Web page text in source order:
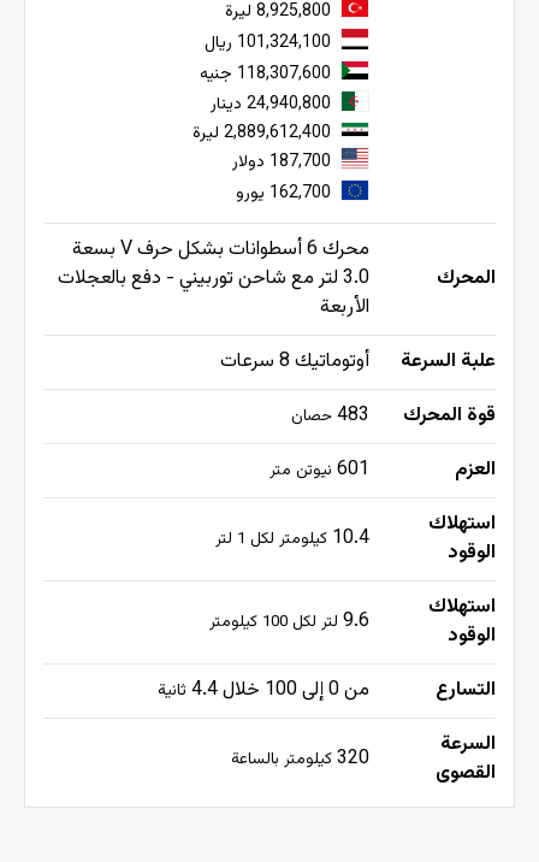
8,925,800 ليرة
101,324,100 ريال
118,307,600 جنيه
24,940,800 دينار
2,889,612,400 ليرة
187,700 دولار
162,700 يورو
المحرك
محرك 6 أسطوانات بشكل حرف V بسعة
3.0 لتر مع شاحن توربيني - دفع بالعجلات
الأربعة
علبة السرعة
أوتوماتيك 8 سرعات
قوة المحرك
483 حصان
العزم 601 نيوتن متر
استهلاك
الوقود
10.4 كيلومتر لكل 1 لتر
استهلاك
الوقود
9.6 لتر لكل 100 كيلومتر
التسارع من 0 إلى 100 خلال 4.4 ثانية
السرعة
القصوى
320 كيلومتر بالساعة